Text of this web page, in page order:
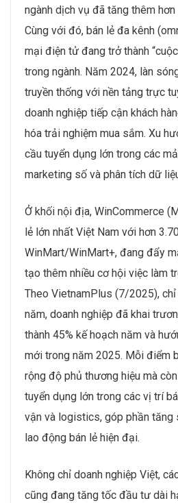
ngành dịch vụ đã tăng thêm
Cùng với đó, bán lẻ đa kênh
mại điện tử đang trở thành
trong ngành. Năm 2024, làn
truyền thống với nền tảng trực
doanh nghiệp tiếp cận khách
hóa trải nghiệm mua sắm. Xu
cầu tuyển dụng lớn trong các
marketing số và phân tích dữ
Ở khối nội địa, WinCommerce
lẻ lớn nhất Việt Nam với hơn
WinMart/WinMart+, đang đẩy
tạo thêm nhiều cơ hội việc làm
Theo VietnamPlus (7/2025),
năm, doanh nghiệp đã khai
thành 45% kế hoạch năm và
mới trong năm 2025. Mỗi điểm
rộng độ phủ thương hiệu mà
tuyển dụng lớn trong các vị trí
vận và logistics, góp phần
lao động bán lẻ hiện đại.
Không chỉ doanh nghiệp Việt,
cũng đang tăng tốc đầu tư dài